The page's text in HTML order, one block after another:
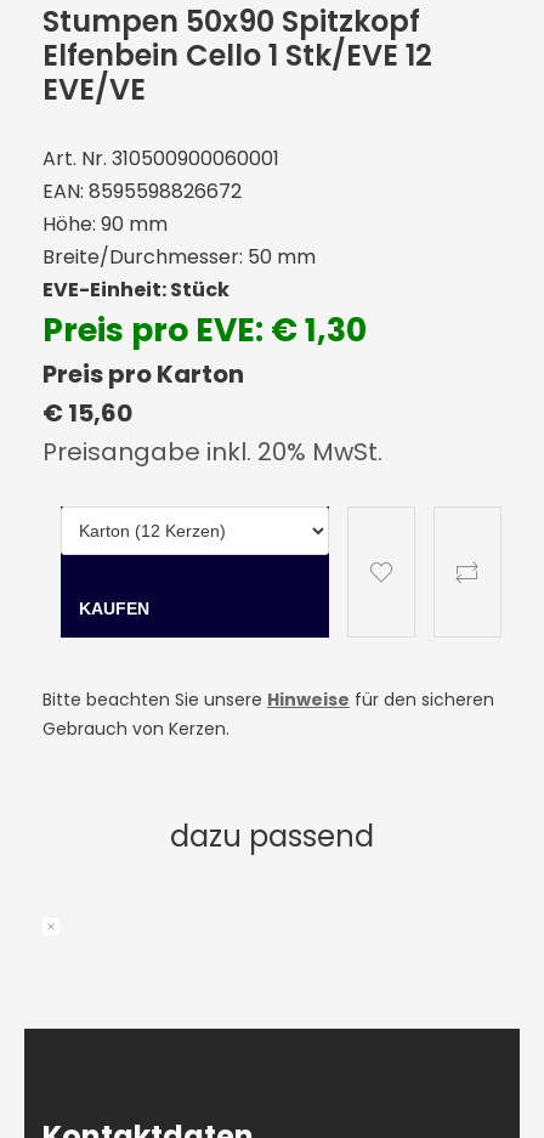
Stumpen 50x90 Spitzkopf
Elfenbein Cello 1 Stk/EVE 12
EVE/VE
Art. Nr. 310500900060001
EAN: 8595598826672
Höhe: 90 mm
Breite/Durchmesser: 50 mm
EVE-Einheit: Stück
Preis pro EVE: € 1,30
Preis pro Karton
€ 15,60
Preisangabe inkl. 20% MwSt.
Bitte beachten Sie unsere Hinweise für den sicheren
Gebrauch von Kerzen.
dazu passend